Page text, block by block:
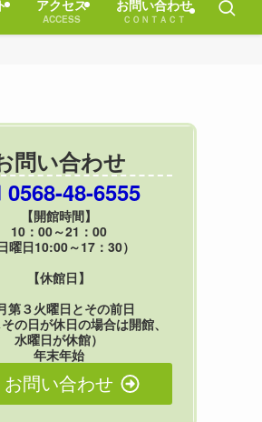
アクセス
ACCESS
お問い合わせ
ＣＯＮＴＡＣＴ
問い合わせ
0568-48-6555
【開館時間】
10：00～21：00
日曜日10:00～17：30）
【休館日】
第３火曜日とその前日
その日が休日の場合は開館、
水曜日が休館）
年末年始
お問い合わせ